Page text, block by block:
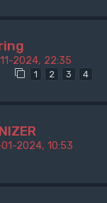
2024, 22:35
1 2 3 4
2024, 10:53